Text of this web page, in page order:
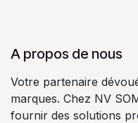
A propos de nous
Votre partenaire
marques. Chez NV
fournir des solutions